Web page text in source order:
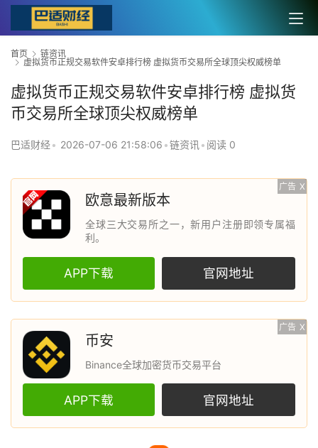
首页
链资讯
虚拟货币正规交易软件安卓排行榜 虚拟货币交易所全球顶尖权威榜单
虚拟货币正规交易软件安卓排行榜 虚拟货
币交易所全球顶尖权威榜单
巴适财经• 2026-07-06 21:58:06 •链资讯• 阅读 0
广告 X
欧意最新版本
全球三大交易所之一，新用户注册即领专属福
利。
APP下载 官网地址
广告 X
币安
Binance全球加密货币交易平台
APP下载 官网地址